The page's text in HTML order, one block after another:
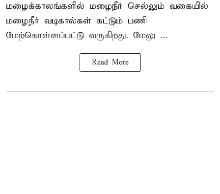
மழைக்காலங்களில் மழைநீர் செல்லும் வகையில்
மழைநீர் வடிகால்கள் கட்டும் பணி
மேற்கொள்ளப்பட்டு வருகிறது. மேலு ...
Read More